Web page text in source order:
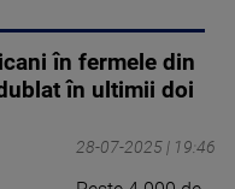
în fermele din
în ultimii doi
28-07-2025 | 19:46